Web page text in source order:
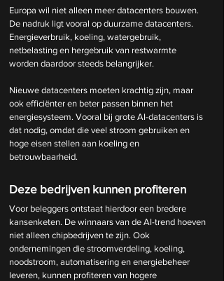
Europa wil niet alleen meer datacenters bouwen.
De nadruk ligt vooral op duurzame datacenters.
Energieverbruik, koeling, watergebruik,
netbelasting en hergebruik van restwarmte
worden daardoor steeds belangrijker.
Nieuwe datacenters moeten krachtig zijn, maar
ook efficiënter en beter passen binnen het
energiesysteem. Vooral bij grote AI-datacenters is
dat nodig, omdat die veel stroom gebruiken en
hoge eisen stellen aan koeling en
betrouwbaarheid.
Deze bedrijven kunnen profiteren
Voor beleggers ontstaat hierdoor een bredere
kansenketen. De winnaars van de AI-trend hoeven
niet alleen chipbedrijven te zijn. Ook
ondernemingen die stroomverdeling, koeling,
noodstroom, automatisering en energiebeheer
leveren, kunnen profiteren van hogere